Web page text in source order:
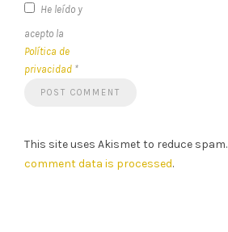
He leído y
acepto la
Política de
privacidad *
This site uses Akismet to reduce spam.
comment data is processed.